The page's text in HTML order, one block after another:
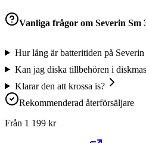
Vanliga frågor om Severin Sm
Hur lång är batteritiden på
Kan jag diska tillbehören i
Klarar den att krossa is?
Rekommenderad återförsäljare
Från 1 199 kr